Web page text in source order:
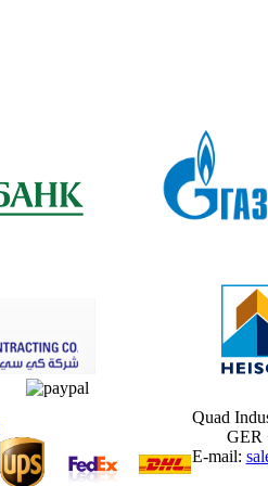
Quad
GER +
E-mail: